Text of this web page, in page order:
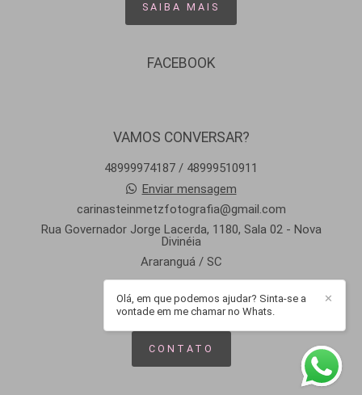
SAIBA MAIS
FACEBOOK
VAMOS CONVERSAR?
48999974187 / 48999510911
Enviar mensagem
carinasteinmetzfotografia@gmail.com
Rua Governador Jorge Lacerda, 1180, Sala 02 - Nova
Divinéia
Araranguá / SC
CONTATO
✕
Olá, em que podemos ajudar? Sinta-se a
vontade em me chamar no Whats.